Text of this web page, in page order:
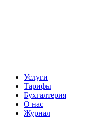
Услуги
Тарифы
Бухгалтерия
О нас
Журнал